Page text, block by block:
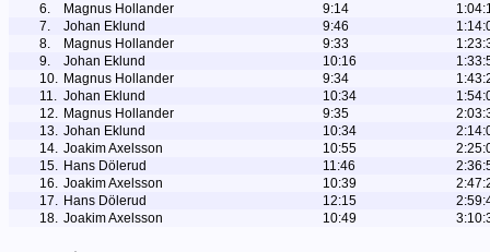
6.
Magnus Hollander 9:14
7.
Johan Eklund 9:46
8.
Magnus Hollander 9:33
9.
Johan Eklund 10:16
10. Magnus Hollander 9:34
11. Johan Eklund 10:34
12. Magnus Hollander 9:35
13. Johan Eklund 10:34
14. Joakim Axelsson 10:55
15. Hans Dölerud 11:46
16. Joakim Axelsson 10:39
17. Hans Dölerud 12:15
18. Joakim Axelsson 10:49